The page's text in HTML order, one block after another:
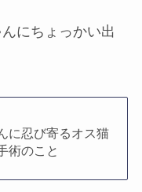
にちょっかい出
に忍び寄るオス猫
術のこと